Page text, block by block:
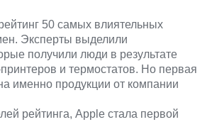
50 самых влиятельных
Эксперты выделили
получили люди в результате
и термостатов. Но первая
именно продукции от компании
рейтинга,Apple стала первой